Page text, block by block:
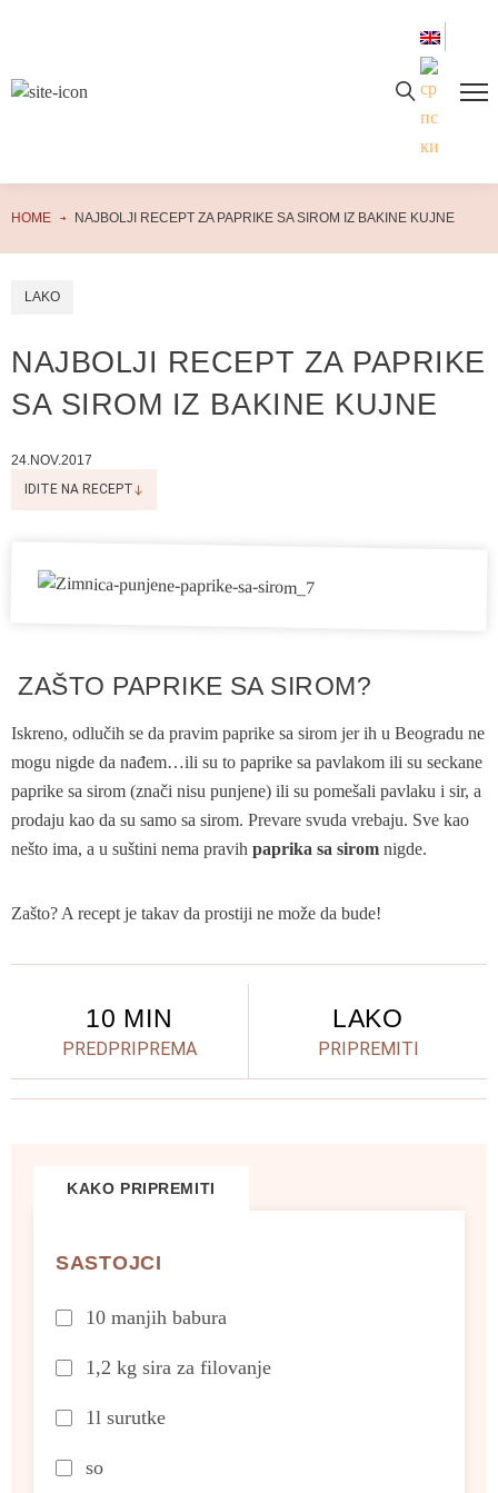
HOME NAJBOLJI RECEPT ZA PAPRIKE SA SIROM IZ BAKINE KUJNE
LAKO
NAJBOLJI RECEPT ZA PAPRIKE
SA SIROM IZ BAKINE KUJNE
24.NOV.2017
IDITE NA RECEPT
ZAŠTO PAPRIKE SA SIROM?
Iskreno, odlučih se da pravim paprike sa sirom jer ih u Beogradu ne
mogu nigde da nađem…ili su to paprike sa pavlakom ili su seckane
paprike sa sirom (znači nisu punjene) ili su pomešali pavlaku i sir, a
prodaju kao da su samo sa sirom. Prevare svuda vrebaju. Sve kao
nešto ima, a u suštini nema pravih paprika sa sirom nigde.
Zašto? A recept je takav da prostiji ne može da bude!
10 MIN
PREDPRIPREMA
LAKO
PRIPREMITI
KAKO PRIPREMITI
SASTOJCI
10 manjih babura
1,2 kg sira za filovanje
1l surutke
so